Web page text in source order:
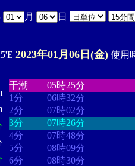
月 日
2023年01月06日(金) 使用
干潮
05時25分
1分
06時32分
2分
07時02分
3分
07時26分
4分
07時48分
5分
08時09分
6分
08時30分